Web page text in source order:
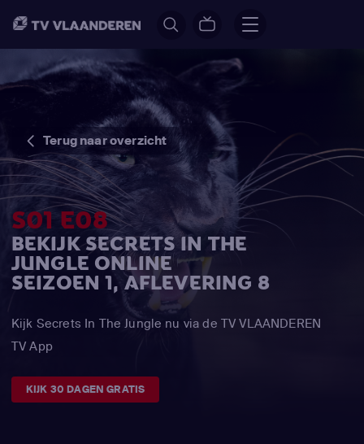
Terug naar overzicht
S01 E08
BEKIJK SECRETS IN THE
JUNGLE ONLINE
SEIZOEN 1, AFLEVERING 8
Kijk Secrets In The Jungle nu via de TV VLAANDEREN
TV App
KIJK 30 DAGEN GRATIS